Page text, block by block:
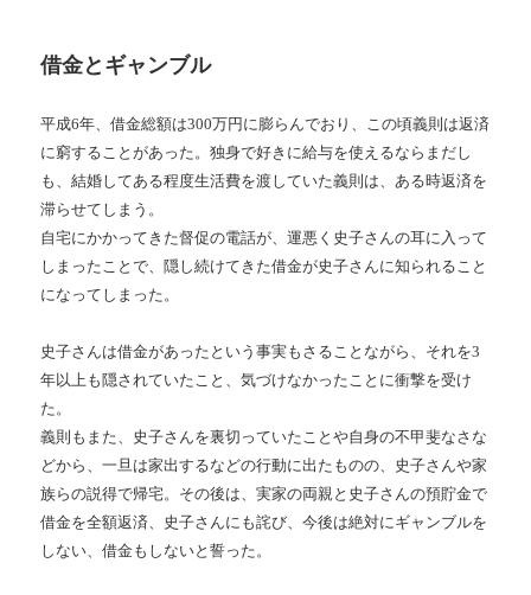
借金とギャンブル
平成6年、借金総額は300万円に膨らんでおり、この頃義則は返済
に窮することがあった。独身で好きに給与を使えるならまだし
も、結婚してある程度生活費を渡していた義則は、ある時返済を
滞らせてしまう。
自宅にかかってきた督促の電話が、運悪く史子さんの耳に入って
しまったことで、隠し続けてきた借金が史子さんに知られること
になってしまった。
史子さんは借金があったという事実もさることながら、それを3
年以上も隠されていたこと、気づけなかったことに衝撃を受け
た。
義則もまた、史子さんを裏切っていたことや自身の不甲斐なさな
どから、一旦は家出するなどの行動に出たものの、史子さんや家
族らの説得で帰宅。その後は、実家の両親と史子さんの預貯金で
借金を全額返済、史子さんにも詫び、今後は絶対にギャンブルを
しない、借金もしないと誓った。